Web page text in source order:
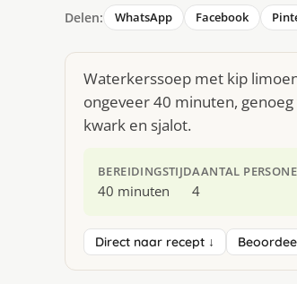
Delen: WhatsApp Facebook
Waterkerssoep met kip
ongeveer 40 minuten,
kwark en sjalot.
BEREIDINGSTIJD
40 minuten
AANTAL
4
Direct naar recept ↓